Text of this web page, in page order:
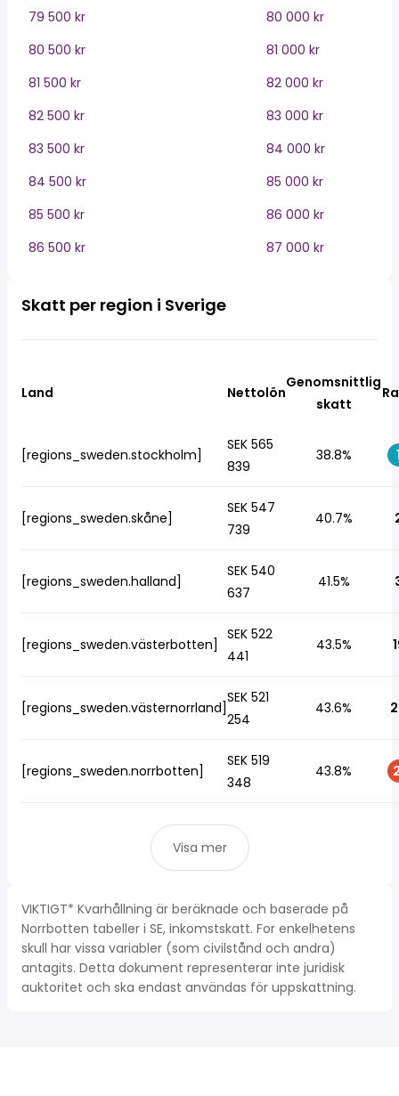
79 500 kr
80 000 kr
80 500 kr
81 000 kr
81 500 kr
82 000 kr
82 500 kr
83 000 kr
83 500 kr
84 000 kr
84 500 kr
85 000 kr
85 500 kr
86 000 kr
86 500 kr
87 000 kr
Skatt per region i Sverige
Land Nettolön
Genomsnittlig
skatt
[regions_sweden.stockholm]
SEK 565
839
38.8%
[regions_sweden.skåne]
SEK 547
739
40.7%
[regions_sweden.halland]
SEK 540
637
41.5%
[regions_sweden.västerbotten]
SEK 522
441
43.5%
[regions_sweden.västernorrland]
SEK 521
254
43.6%
[regions_sweden.norrbotten]
SEK 519
348
43.8%
Visa mer
VIKTIGT* Kvarhållning är beräknade och baserade på
Norrbotten tabeller i SE, inkomstskatt. For enkelhetens
skull har vissa variabler (som civilstånd och andra)
antagits. Detta dokument representerar inte juridisk
auktoritet och ska endast användas för uppskattning.